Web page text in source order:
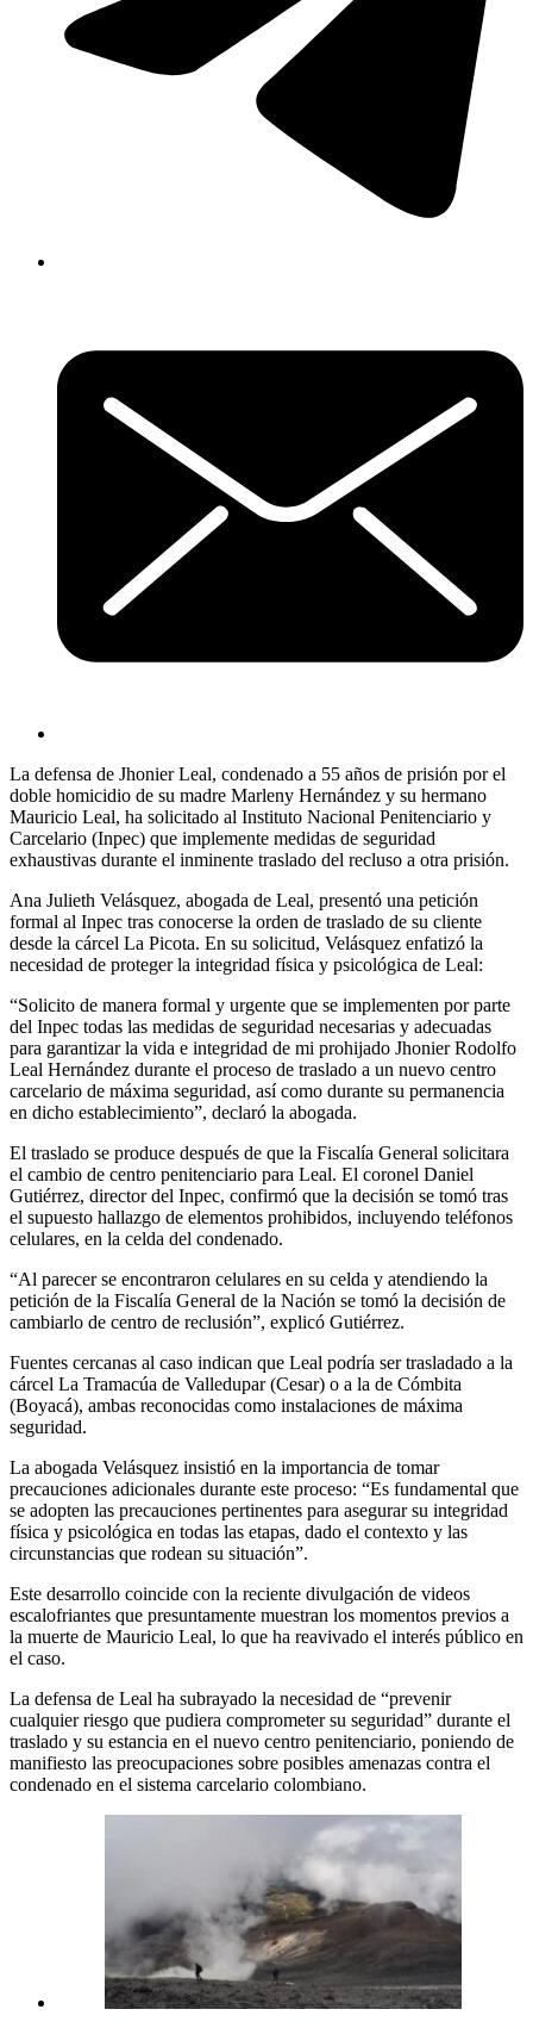
La defensa de Jhonier Leal, condenado a 55 años de prisión por el
doble homicidio de su madre Marleny Hernández y su hermano
Mauricio Leal, ha solicitado al Instituto Nacional Penitenciario y
Carcelario (Inpec) que implemente medidas de seguridad
exhaustivas durante el inminente traslado del recluso a otra prisión.
Ana Julieth Velásquez, abogada de Leal, presentó una petición
formal al Inpec tras conocerse la orden de traslado de su cliente
desde la cárcel La Picota. En su solicitud, Velásquez enfatizó la
necesidad de proteger la integridad física y psicológica de Leal:
“Solicito de manera formal y urgente que se implementen por parte
del Inpec todas las medidas de seguridad necesarias y adecuadas
para garantizar la vida e integridad de mi prohijado Jhonier Rodolfo
Leal Hernández durante el proceso de traslado a un nuevo centro
carcelario de máxima seguridad, así como durante su permanencia
en dicho establecimiento”, declaró la abogada.
El traslado se produce después de que la Fiscalía General solicitara
el cambio de centro penitenciario para Leal. El coronel Daniel
Gutiérrez, director del Inpec, confirmó que la decisión se tomó tras
el supuesto hallazgo de elementos prohibidos, incluyendo teléfonos
celulares, en la celda del condenado.
“Al parecer se encontraron celulares en su celda y atendiendo la
petición de la Fiscalía General de la Nación se tomó la decisión de
cambiarlo de centro de reclusión”, explicó Gutiérrez.
Fuentes cercanas al caso indican que Leal podría ser trasladado a la
cárcel La Tramacúa de Valledupar (Cesar) o a la de Cómbita
(Boyacá), ambas reconocidas como instalaciones de máxima
seguridad.
La abogada Velásquez insistió en la importancia de tomar
precauciones adicionales durante este proceso: “Es fundamental que
se adopten las precauciones pertinentes para asegurar su integridad
física y psicológica en todas las etapas, dado el contexto y las
circunstancias que rodean su situación”.
Este desarrollo coincide con la reciente divulgación de videos
escalofriantes que presuntamente muestran los momentos previos a
la muerte de Mauricio Leal, lo que ha reavivado el interés público en
el caso.
La defensa de Leal ha subrayado la necesidad de “prevenir
cualquier riesgo que pudiera comprometer su seguridad” durante el
traslado y su estancia en el nuevo centro penitenciario, poniendo de
manifiesto las preocupaciones sobre posibles amenazas contra el
condenado en el sistema carcelario colombiano.